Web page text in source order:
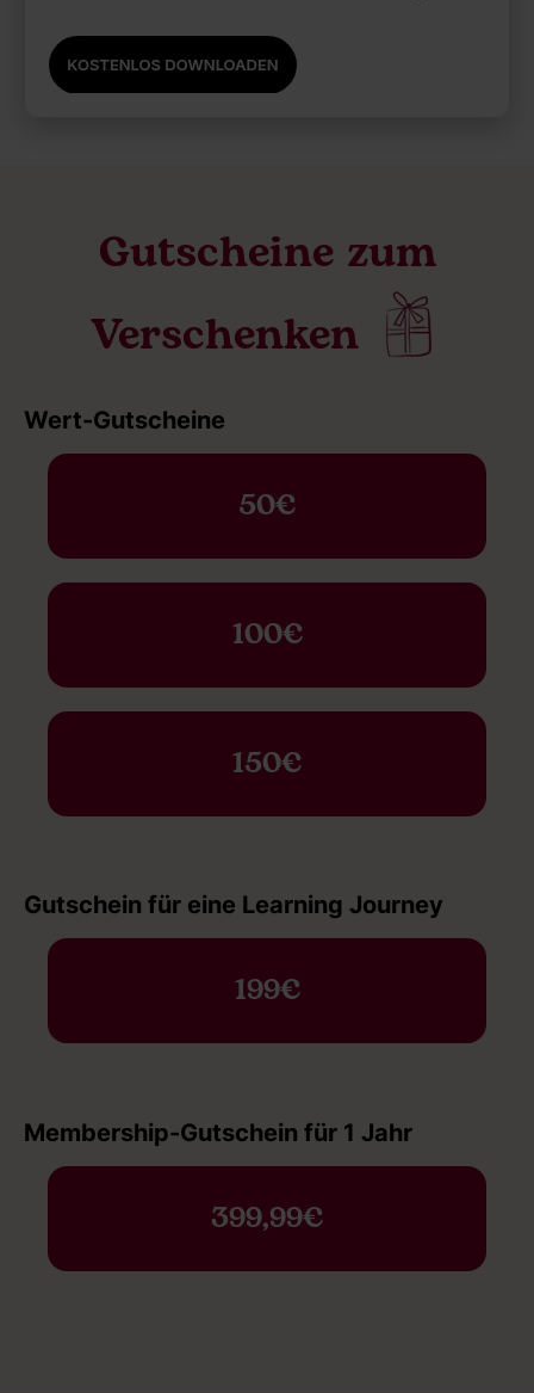
Gutscheine zum
Verschenken
Wert-Gutscheine
50€
100€
150€
Gutschein für eine Learning Journey
199€
Membership-Gutschein für 1 Jahr
399,99€